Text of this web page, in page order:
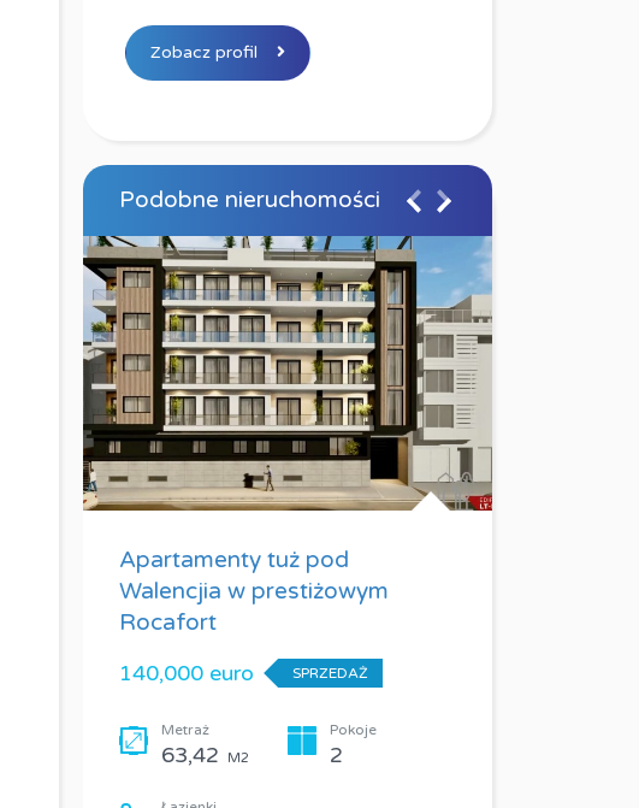
Zobacz profil
Podobne nieruchomości
Apartamenty tuż pod
Walencjia w prestiżowym
Rocafort
140,000 euro
SPRZEDAŻ
Metraż
63,42 M2
Pokoje
2